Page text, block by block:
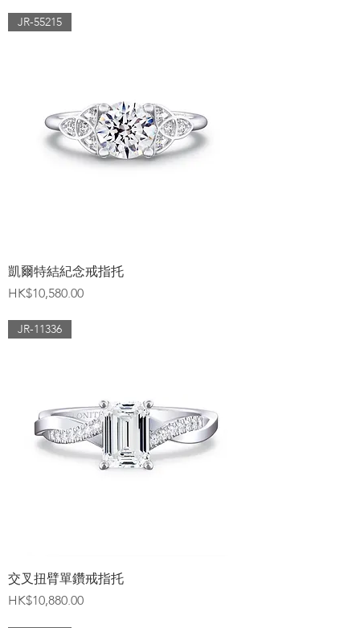
JR-55215
凱爾特結紀念戒指托
價格
HK$10,580.00
JR-11336
交叉扭臂單鑽戒指托
價格
HK$10,880.00